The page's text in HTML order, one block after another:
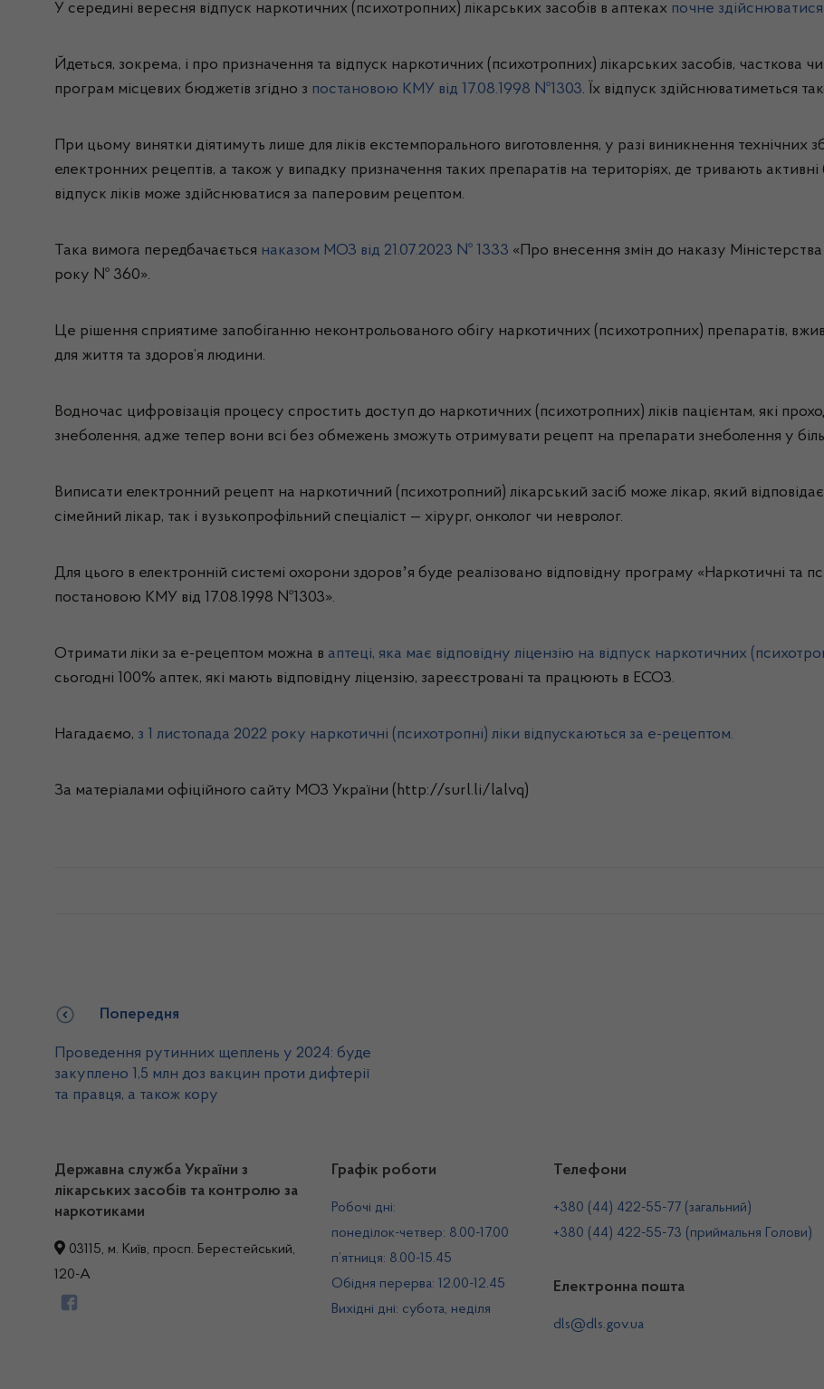
У середині вересня відпуск наркотичних (психотропних) лікарських засобів в аптеках почне
Йдеться, зокрема, і про призначення та відпуск наркотичних (психотропних) лікарських засобів, часткова
програм місцевих бюджетів згідно з постановою КМУ від 17.08.1998 №1303. Їх відпуск здійснюватиметься
При цьому винятки діятимуть лише для ліків екстемпорального виготовлення, у разі виникнення
електронних рецептів, а також у випадку призначення таких препаратів на територіях, де тривають активні
відпуск ліків може здійснюватися за паперовим рецептом.
Така вимога передбачається наказом МОЗ від 21.07.2023 № 1333 «Про внесення змін до наказу
року № 360».
Це рішення сприятиме запобіганню неконтрольованого обігу наркотичних (психотропних) препаратів,
для життя та здоров’я людини.
Водночас цифровізація процесу спростить доступ до наркотичних (психотропних) ліків пацієнтам, які
знеболення, адже тепер вони всі без обмежень зможуть отримувати рецепт на препарати знеболення у
Виписати електронний рецепт на наркотичний (психотропний) лікарський засіб може лікар, який
сімейний лікар, так і вузькопрофільний спеціаліст — хірург, онколог чи невролог.
Для цього в електронній системі охорони здоровʼя буде реалізовано відповідну програму «Наркотичні та
постановою КМУ від 17.08.1998 №1303».
Отримати ліки за е-рецептом можна в аптеці, яка має відповідну ліцензію на відпуск наркотичних
сьогодні 100% аптек, які мають відповідну ліцензію, зареєстровані та працюють в ЕСОЗ.
Нагадаємо, з 1 листопада 2022 року наркотичні (психотропні) ліки відпускаються за е-рецептом.
За матеріалами офіційного сайту МОЗ України (http://surl.li/lalvq)
Попередня
Проведення рутинних щеплень у 2024: буде
закуплено 1,5 млн доз вакцин проти дифтерії
та правця, а також кору
Державна служба України з
лікарських засобів та контролю за
наркотиками
03115, м. Київ, просп. Берестейський,
120-А
Графік роботи
Робочі дні:
понеділок-четвер: 8.00-17.00
п’ятниця: 8.00-15.45
Обідня перерва: 12.00-12.45
Вихідні дні: субота, неділя
Телефони
+380 (44) 422-55-77 (загальний)
+380 (44) 422-55-73 (приймальня Голови)
Електронна пошта
dls@dls.gov.ua